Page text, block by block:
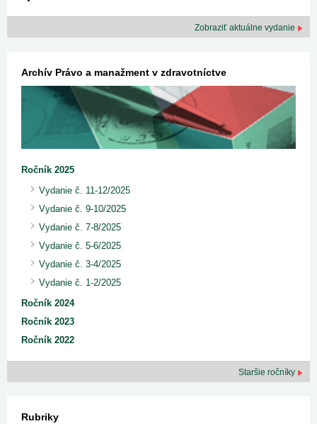
Zobraziť aktuálne vydanie
Archív Právo a manažment v zdravotníctve
Ročník 2025
Vydanie č. 11-12/2025
Vydanie č. 9-10/2025
Vydanie č. 7-8/2025
Vydanie č. 5-6/2025
Vydanie č. 3-4/2025
Vydanie č. 1-2/2025
Ročník 2024
Ročník 2023
Ročník 2022
Staršie ročníky
Rubriky